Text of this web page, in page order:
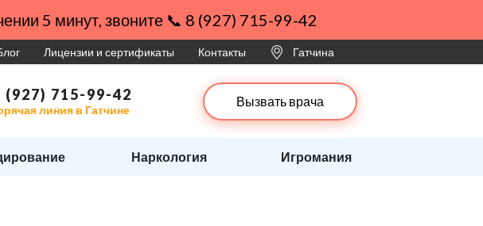
5 минут, звоните 📞 8 (927) 715-99-42
Лицензии и сертификаты Контакты Гатчина
(927) 715-99-42
линия в Гатчине
Вызвать врача
Наркология Игромания